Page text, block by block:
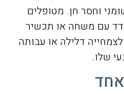
וחסר חן. מטופלים
עם משחה או תכשיר
דלילה או עבותה
שלו.